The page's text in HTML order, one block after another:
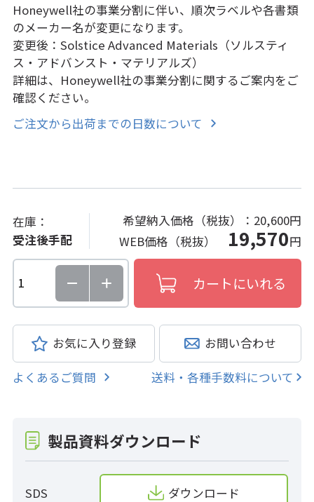
Honeywell社の事業分割に伴い、順次ラベルや各書類
のメーカー名が変更になります。
変更後：Solstice Advanced Materials（ソルスティ
ス・アドバンスト・マテリアルズ）
詳細は、Honeywell社の事業分割に関するご案内をご
確認ください。
ご注文から出荷までの日数について
在庫：
受注後手配
希望納入価格（税抜）： 20,600円
WEB価格（税抜） 19,570円
お気に入り登録 お問い合わせ
よくあるご質問 送料・各種手数料について
製品資料ダウンロード
SDS ダウンロード